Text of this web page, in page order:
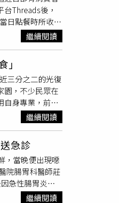
，麥當勞雞塊
不用測溫針，感
品炸製時間未
求餐廳，務必遵
次發生。針對
送貴賓券，但
訊進行查核，後
規事實及適用法
Threads後，
日點餐時所收到
麵照片，表示餐
豬生到在吃你的
生到都可以爬
認為「這個其實
舒肥的肉啊！而
全規範，粉紅色
，因此顏色較
」、「白色
疑慮可隨時反
動提供「肉品
繼續閱讀
三分之二的光復
園，不少民眾在
自身專業，前往
用品後，從雲林
責人黃盟宗表
場煮起千人熱
11人多在光復市
現仍有器具缺
不好，煮完才
問題後，第二天
繼續閱讀
急診
，當晚便出現噁
院腸胃科醫師莊
急性腸胃炎就
即帶到醫院掛急
繼續閱讀